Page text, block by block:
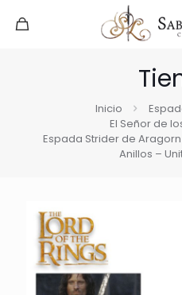
Inicio
El Señor de
Espada Strider de
Anillos –